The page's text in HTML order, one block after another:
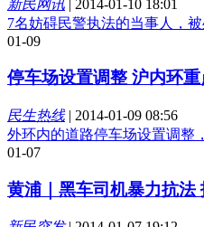
新民网讯 | 2014-01-10 18:01
7名妨碍民警执法的当事人，
01-09
停车场设置调整 沪内环
民生热线| 2014-01-09 08:56
外环内的道路停车场设置调整
01-07
黄浦｜黑车司机暴力抗法